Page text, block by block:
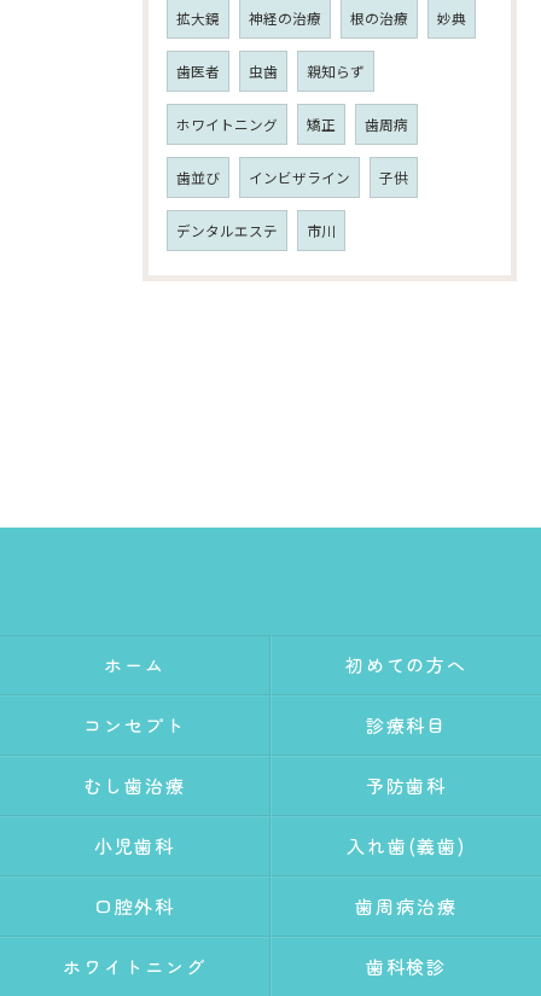
拡大鏡 神経の治療 根の治療 妙典
歯医者 虫歯 親知らず
ホワイトニング 矯正 歯周病
歯並び インビザライン 子供
デンタルエステ 市川
ホーム 初めての方へ
コンセプト 診療科目
むし歯治療 予防歯科
小児歯科 入れ歯(義歯)
口腔外科 歯周病治療
ホワイトニング 歯科検診